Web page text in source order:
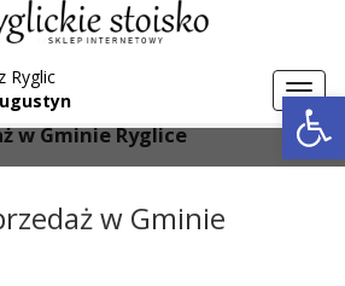
Ryglic
w Gminie Ryglice
w Gminie